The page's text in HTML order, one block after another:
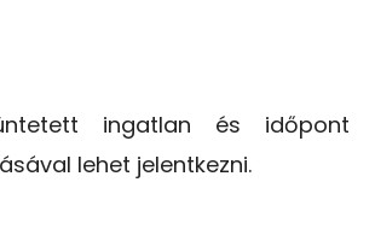
ingatlan és időpont
lehet jelentkezni.